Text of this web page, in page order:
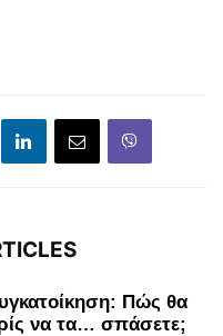
Πώς θα
να τα… σπάσετε;